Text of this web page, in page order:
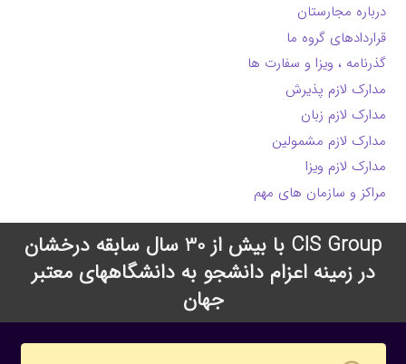
درباره مجارستان
قراردادهای گروه ما
گذرنامه ، ویزا و سفارت ها
مدارک لازم پذیرش
مدارک لازم زبان
مدارک لازم مشمولین
مدارک لازم ویزا
مراکز و سازمان های مهم
CIS Group با بیش از 30 سال سابقه درخشان
در زمینه اعزام دانشجو به دانشگاههای معتبر
جهان